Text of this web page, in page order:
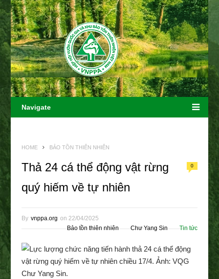
Navigate
HOME BẢO TỒN THIÊN NHIÊN
Thả 24 cá thể động vật rừng
quý hiếm về tự nhiên
0
By vnppa.org on 22/04/2025
Bảo tồn thiên nhiên
Chư Yang Sin Tin tức